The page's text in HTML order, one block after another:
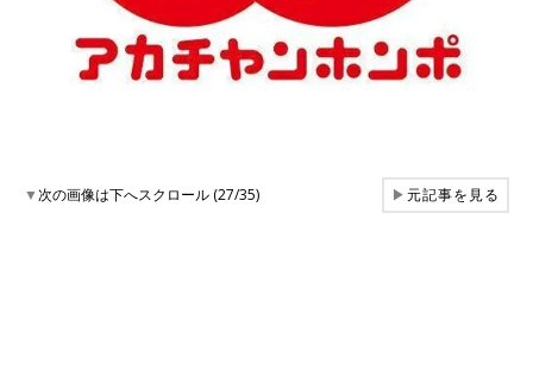
▼次の画像は下へスクロール (27/35) ▶元記事を見る